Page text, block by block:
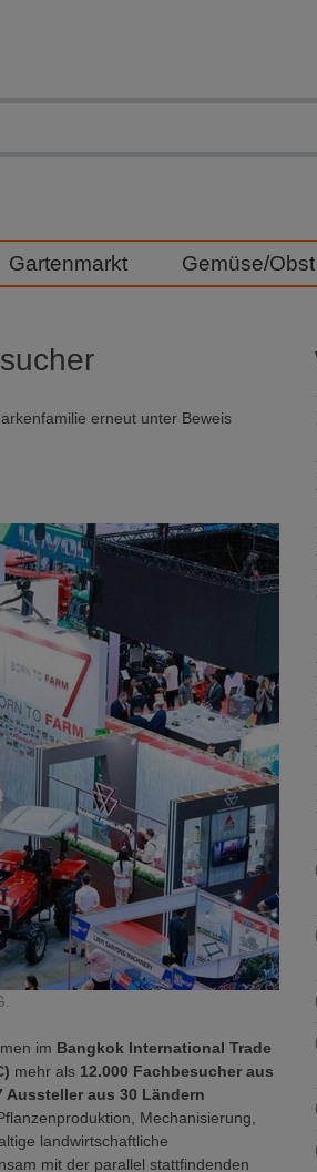
Gartenmarkt Gemüse/Obst
erneut unter Beweis
im Bangkok International Trade
mehr als 12.000 Fachbesucher aus
Aussteller aus 30 Ländern
Mechanisierung,
landwirtschaftliche
mit der parallel stattfindenden